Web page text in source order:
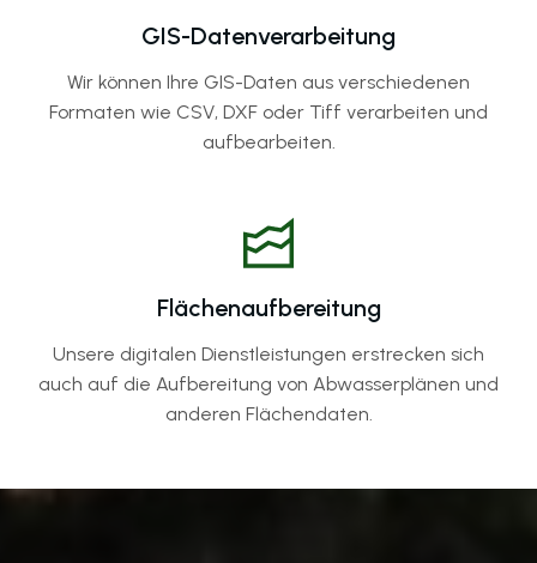
GIS-Datenverarbeitung
Wir können Ihre GIS-Daten aus verschiedenen
Formaten wie CSV, DXF oder Tiff verarbeiten und
aufbearbeiten.
Flächenaufbereitung
Unsere digitalen Dienstleistungen erstrecken sich
auch auf die Aufbereitung von Abwasserplänen und
anderen Flächendaten.